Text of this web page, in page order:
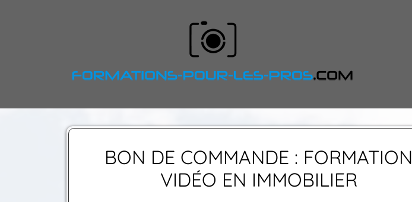
BON DE COMMANDE : FORMATION
VIDÉO EN IMMOBILIER